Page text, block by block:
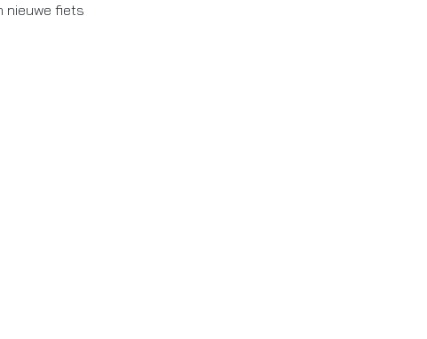
nieuwe fiets